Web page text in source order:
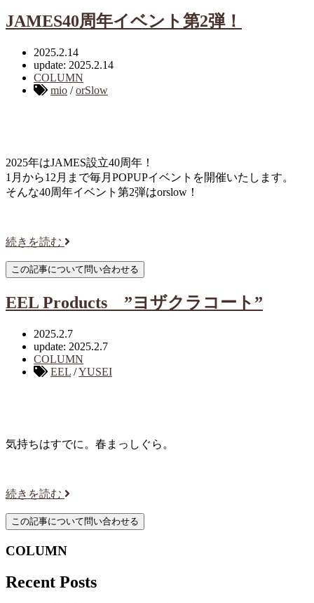
JAMES40周年イベント第2弾！
2025.2.14
update: 2025.2.14
COLUMN
mio /orSlow
2025年はJAMES設立40周年！
1月から12月まで毎月POPUPイベントを開催いたします。
そんな40周年イベント第2弾はorslow！
続きを読む
EEL Products ”ヨザクラコート”
2025.2.7
update: 2025.2.7
COLUMN
EEL /YUSEI
気持ちはすでに。春まっしぐら。
続きを読む
COLUMN
Recent Posts